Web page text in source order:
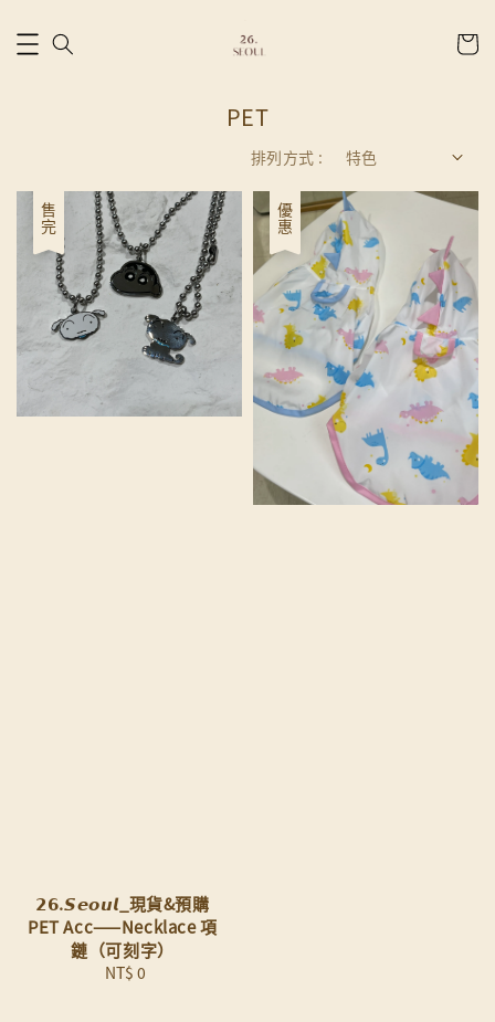
PET
排列方式 :
售完
𝟮𝟲.𝙎𝙚𝙤𝙪𝙡_現貨&預購
PET Acc——Necklace 項
鏈（可刻字）
Regular
NT$ 0
優惠